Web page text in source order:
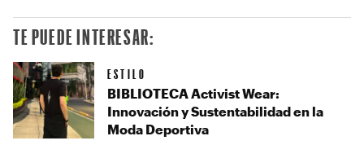
TE PUEDE INTERESAR:
ESTILO
BIBLIOTECA Activist Wear:
Innovación y Sustentabilidad en la
Moda Deportiva